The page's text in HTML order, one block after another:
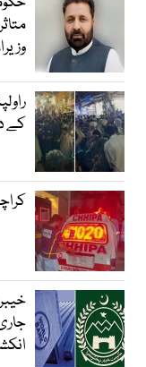
کے دوران 6 سالہ